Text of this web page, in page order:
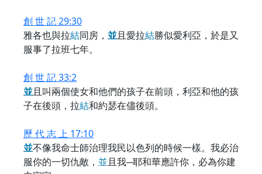
創 世 記 29:30
雅各也與拉結同房， 並且愛拉結勝似愛利亞，於是又
服事了拉班七年。
創 世 記 33:2
並且叫兩個使女和他們的孩子在前頭，利亞和他的孩
子在後頭，拉結和約瑟在儘後頭。
歷 代 志 上 17:10
並不像我命士師治理我民以色列的時候一樣。我必治
服你的一切仇敵， 並且我─耶和華應許你，必為你建